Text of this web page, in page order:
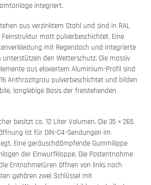
integriert.
aus verzinktem Stahl und sind in RAL
matt pulverbeschichtet. Eine
mit Regendach und integrierte
den Wetterschutz. Die massiv
aus eloxiertem Aluminium-Profil sind
Anthrazitgrau pulverbeschichtet und bilden
langlebige Basis der freistehenden
besitzt ca. 12 Liter Volumen. Die 35 × 265
ist für DIN-C4-Sendungen im
Eine geräuschdämpfende Gummilippe
der Einwurfklappe. Die Postentnahme
Entnahmetüren öffnen von links nach
gehören zwei Schlüssel mit